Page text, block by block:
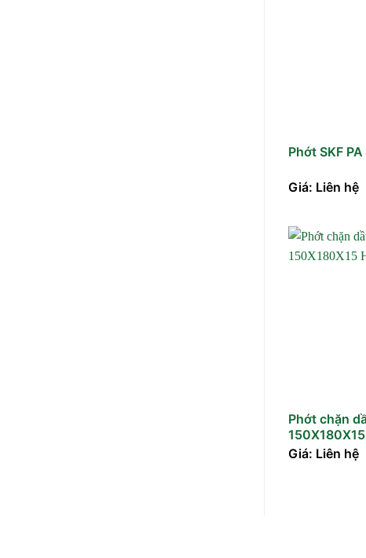
Phớt SKF
Giá: Liên hệ
Phớt chặn
Giá: Liên hệ